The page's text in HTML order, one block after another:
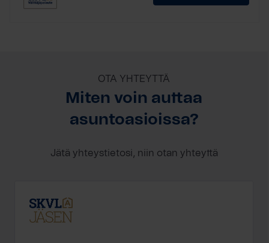
OTA YHTEYTTÄ
Miten voin auttaa
asuntoasioissa?
Jätä yhteystietosi, niin otan yhteyttä